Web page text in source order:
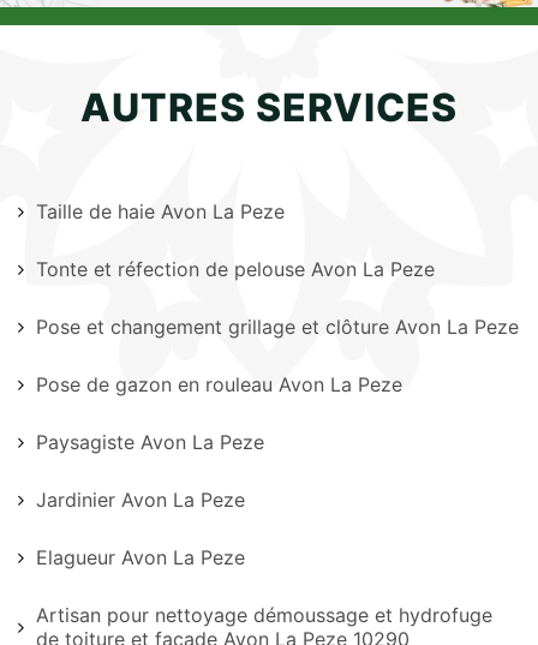
AUTRES SERVICES
Taille de haie Avon La Peze
Tonte et réfection de pelouse Avon La Peze
Pose et changement grillage et clôture Avon La Peze
Pose de gazon en rouleau Avon La Peze
Paysagiste Avon La Peze
Jardinier Avon La Peze
Elagueur Avon La Peze
Artisan pour nettoyage démoussage et hydrofuge
de toiture et façade Avon La Peze 10290